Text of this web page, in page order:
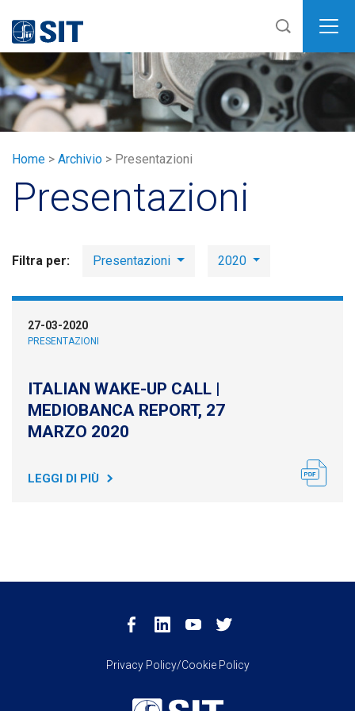
SIT
Home > Archivio > Presentazioni
Presentazioni
Filtra per: Presentazioni 2020
27-03-2020
PRESENTAZIONI
ITALIAN WAKE-UP CALL |
MEDIOBANCA REPORT, 27
MARZO 2020
LEGGI DI PIÙ
Privacy Policy/Cookie Policy